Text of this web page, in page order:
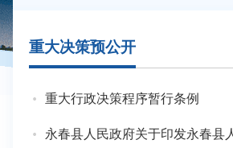
重大决策预公开
重大行政决策程序暂行条例
永春县人民政府关于印发永春县